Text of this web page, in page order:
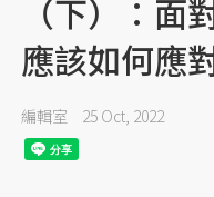
（下）：面
應該如何應
編輯室 25 Oct, 2022